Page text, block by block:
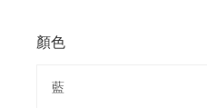
顏色